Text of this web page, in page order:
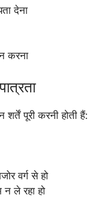
देना
करना
पूरी करनी होती हैं:
वर्ग से हो
ले रहा हो